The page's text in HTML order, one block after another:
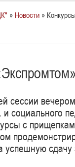
» Новости»
сессии
социального
с
успешную